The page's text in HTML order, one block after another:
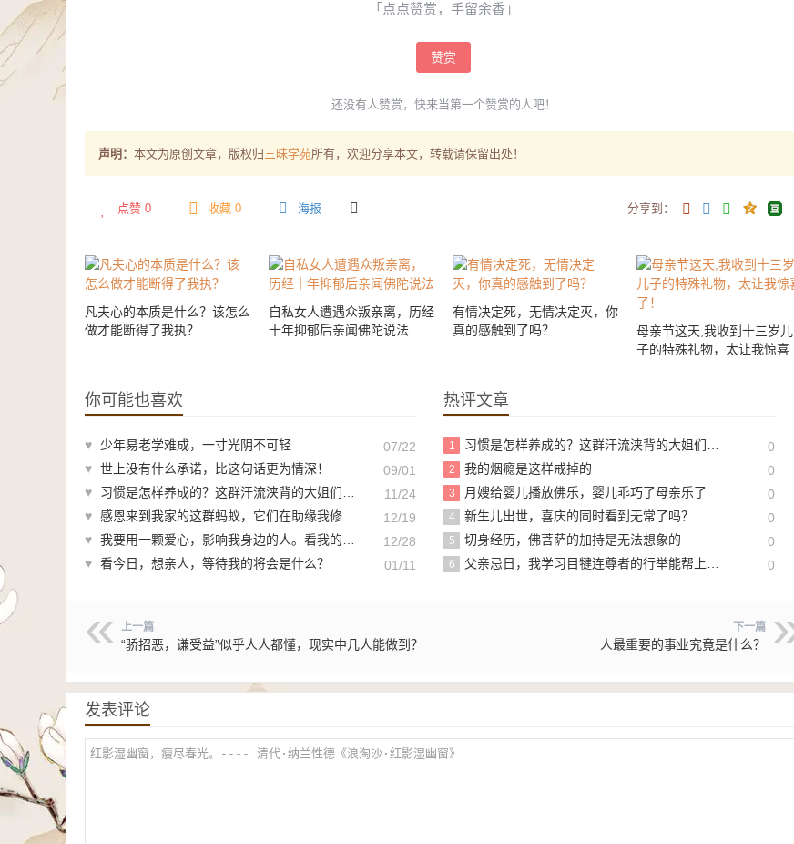
「点点赞赏，手留余香」
赞赏
还没有人赞赏，快来当第一个赞赏的人吧！
声明： 本文为原创文章，版权归 三昧学苑所有，欢迎分享本文，转载请保留出处！
点赞 0 收藏 0 海报 分享到：
凡夫心的本质是什么？该怎么
做才能断得了我执？
自私女人遭遇众叛亲离，历经
十年抑郁后亲闻佛陀说法
有情决定死，无情决定灭，你
真的感触到了吗？
母亲节这天,我收到十三岁儿
子的特殊礼物，太让我惊喜
你可能也喜欢
♥ 少年易老学难成，一寸光阴不可轻
07/22
♥ 世上没有什么承诺，比这句话更为情深！
09/01
♥
习惯是怎样养成的？这群汗流浃背的大姐们给了我答案
11/24
♥ 感恩来到我家的这群蚂蚁，它们在助缘我修行啊！
12/19
♥ 我要用一颗爱心，影响我身边的人。看我的行动吧
12/28
♥ 看今日，想亲人，等待我的将会是什么？ 01/11
热评文章
1 习惯是怎样养成的？这群汗流浃背的大姐们给了我答案 0
2 我的烟瘾是这样戒掉的 0
3 月嫂给婴儿播放佛乐，婴儿乖巧了母亲乐了 0
4 新生儿出世，喜庆的同时看到无常了吗？ 0
5 切身经历，佛菩萨的加持是无法想象的 0
6 父亲忌日，我学习目犍连尊者的行举能帮上父亲吗？ 0
上一篇
“骄招恶，谦受益”似乎人人都懂，现实中几人能做到？
下一篇
人最重要的事业究竟是什么？
发表评论